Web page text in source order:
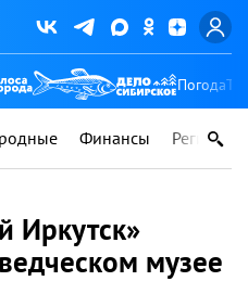
Погода
Финансы Регионы
Иркутск»
музее